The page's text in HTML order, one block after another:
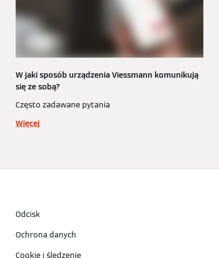
W jaki sposób urządzenia Viessmann komunikują
się ze sobą?
Często zadawane pytania
Więcej
Odcisk
Ochrona danych
Cookie i śledzenie